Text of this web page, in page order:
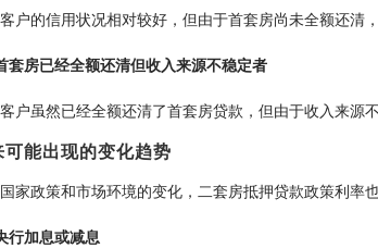
户的信用状况相对较好，但由于首套房尚未全额还清
套房已经全额还清但收入来源不稳定者
户虽然已经全额还清了首套房贷款，但由于收入来源
能出现的变化趋势
家政策和市场环境的变化，二套房抵押贷款政策利率
行加息或减息